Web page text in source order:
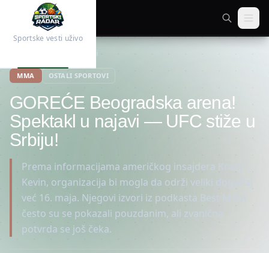
Sportske vesti uživo
Ostali sportovi
MMA OSTALI SPORTOVI
GOREĆE Beogradska arena!
Spektakl u najavi — UFC stiže u
Srbiju!
Prema informacijama američkog insajdera Krazy
Kevin, organizacija bi mogla da održi veliki događaj
već 16. maja. Njegovi izvori iz podkasta Best MMA
često su se pokazali pouzdanim, ali zvanična
potvrda se još čeka.